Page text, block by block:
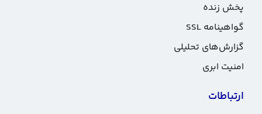
پخش زنده
گواهینامه SSL
گزارش‌های تحلیلی
امنیت ابری
ارتباطات